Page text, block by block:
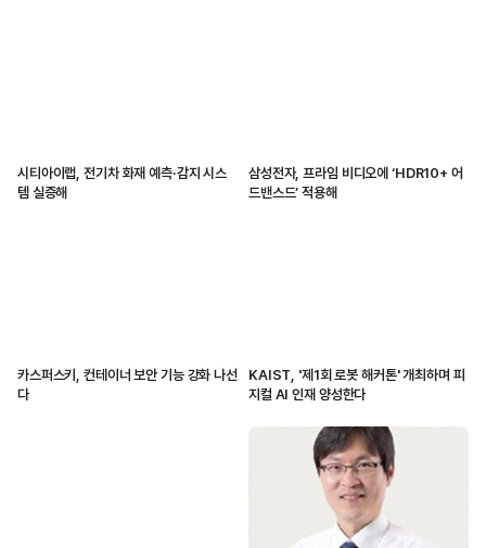
시티아이랩, 전기차 화재 예측·감지 시스
템 실증해
삼성전자, 프라임 비디오에 ‘HDR10+ 어
드밴스드’ 적용해
카스퍼스키, 컨테이너 보안 기능 강화 나선
다
KAIST, '제1회 로봇 해커톤' 개최하며 피
지컬 AI 인재 양성한다